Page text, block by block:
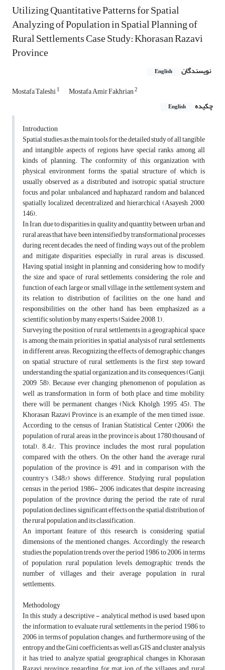
Utilizing Quantitative Patterns for Spatial
Analyzing of Population in Spatial Planning of
Rural Settlements Case Study: Khorasan Razavi
Province
نویسندگان English
Mostafa Taleshi1 Mostafa Amir Fakhrian2
چکیده English
Introduction
Spatial studies as the main tools for the detailed study of all tangible
and intangible aspects of regions have special ranks among all
kinds of planning. The conformity of this organization with
physical environment forms the spatial structure of which is
usually observed as a distributed and isotropic spatial structure,
focus and polar, unbalanced and haphazard, random and balanced,
spatially localized, decentralized and hierarchical (Asayesh, 2000,
146).
In Iran, due to disparities in quality and quantity between urban and
rural areas that have been intensified by transformational processes
during recent decades, the need of finding ways out of the problem
and mitigate disparities, especially in rural areas is discussed.
Having spatial insight in planning and considering how to modify
the size and space of rural settlements, considering the role and
function of each large or small village in the settlement system and
its relation to distribution of facilities on the one hand, and
responsibilities on the other hand, has been emphasized as a
scientific solution by many experts (Saidee, 2008, 1).
Surveying the position of rural settlements in a geographical space
is among the main priorities in spatial analysis of rural settlements
in different areas. Recognizing the effects of demographic changes
on spatial structure of rural settlements is the first step toward
understanding the spatial organization and its consequences (Ganji,
2009, 58). Because ever changing phenomenon of population, as
well as transformation in form of both place and time mobility,
there will be permanent changes (Nick Kholgh, 1995, 45). The
Khorasan Razavi Province is an example of the men timed issue.
According to the census of Iranian Statistical Center (2006), the
population of rural areas in the province is about 1780 thousand of
total). 8.4%. This province includes the most rural population
compared with the others. On the other hand, the average rural
population of the province is 491, and in comparison with the
country's (348%) shows difference. Studying rural population
census in the period 1986- 2006 indicates that despite increasing
population of the province during the period, the rate of rural
population declines significant effects on the spatial distribution of
the rural population and its classification.
An important feature of this research is considering spatial
dimensions of the mentioned changes. Accordingly, the research
studies the population trends over the period 1986 to 2006 in terms
of population, rural population levels, demographic trends, the
number of villages and their average population in rural
settlements.
Methodology
In this study, a descriptive - analytical method is used, based upon
the information to evaluate rural settlements in the period 1986 to
2006 in terms of population changes; and furthermore using of the
entropy and the Gini coefficients as well as GIS and cluster analysis
it has tried to analyze spatial geographical changes in Khorasan